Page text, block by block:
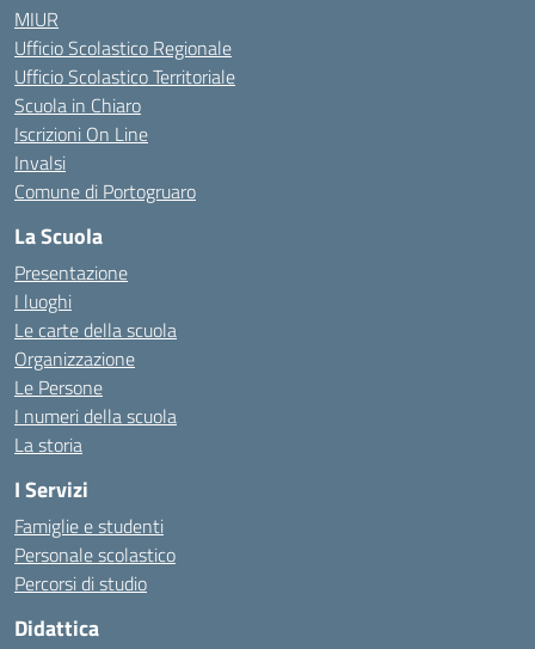
MIUR
Ufficio Scolastico Regionale
Ufficio Scolastico Territoriale
Scuola in Chiaro
Iscrizioni On Line
Invalsi
Comune di Portogruaro
La Scuola
Presentazione
I luoghi
Le carte della scuola
Organizzazione
Le Persone
I numeri della scuola
La storia
I Servizi
Famiglie e studenti
Personale scolastico
Percorsi di studio
Didattica